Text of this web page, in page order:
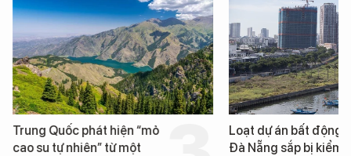
Trung Quốc phát hiện “mỏ
cao su tự nhiên” từ một
Loạt dự án bất động
Đà Nẵng sắp bị kiểm